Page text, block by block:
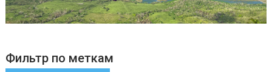
Фильтр по меткам